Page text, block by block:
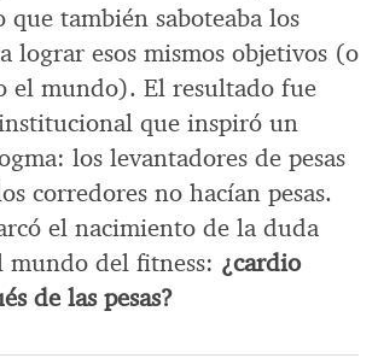
que también saboteaba los
lograr esos mismos objetivos (o
el mundo). El resultado fue
que inspiró un
los levantadores de pesas
corredores no hacían pesas.
el nacimiento de la duda
mundo del fitness: ¿cardio
de las pesas?